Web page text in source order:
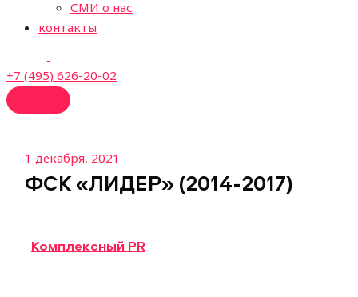
СМИ о нас
контакты
+7 (495) 626-20-02
1 декабря, 2021
ФСК «ЛИДЕР» (2014-2017)
Комплексный PR